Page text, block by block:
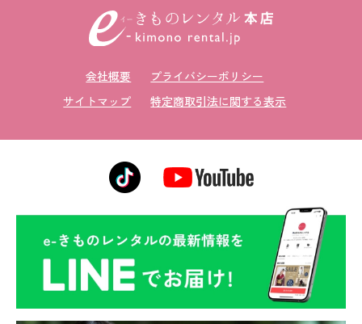
会社概要
プライバシーポリシー
サイトマップ
特定商取引法に関する表示